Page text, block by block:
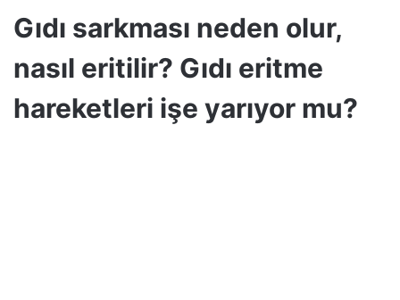
Gıdı sarkması neden olur,
nasıl eritilir? Gıdı eritme
hareketleri işe yarıyor mu?